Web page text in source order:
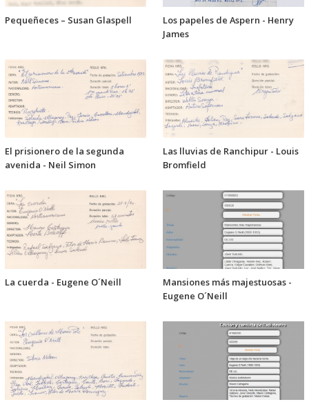
Pequeñeces – Susan Glaspell
Los papeles de Aspern - Henry
James
El prisionero de la segunda
avenida - Neil Simon
Las lluvias de Ranchipur - Louis
Bromfield
La cuerda - Eugene O´Neill
Mansiones más majestuosas -
Eugene O´Neill